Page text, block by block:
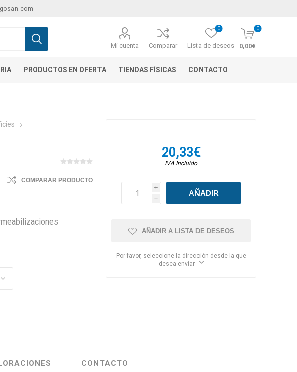
Mi cuenta Comparar Lista de deseos
0 0
0,00€
PRODUCTOS EN OFERTA TIENDAS FÍSICAS CONTACTO
COMPARAR PRODUCTO
20,33€
IVA Incluído
i
h
AÑADIR A LISTA DE DESEOS
Por favor, seleccione la dirección desde la que
desea enviar
CONTACTO